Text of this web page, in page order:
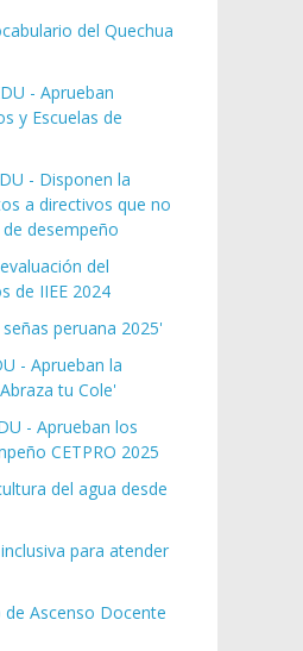
del Quechua
- Aprueban
y Escuelas de
- Disponen la
a directivos que no
desempeño
del
de IIEE 2024
peruana 2025'
- Aprueban la
tu Cole'
- Aprueban los
CETPRO 2025
del agua desde
para atender
Ascenso Docente